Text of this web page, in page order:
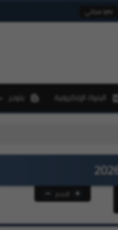
iptv مجاني
البنوك الإلكترونية بلوجر
الحجم